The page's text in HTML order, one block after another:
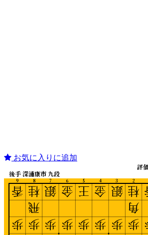
お気に入りに追加
2
3
4
5
6
7
8
9
後手 深浦康市 九段
評
桂
角
歩
銀
歩
金
歩
王
歩
金
歩
銀
歩
桂
飛
歩
香
歩